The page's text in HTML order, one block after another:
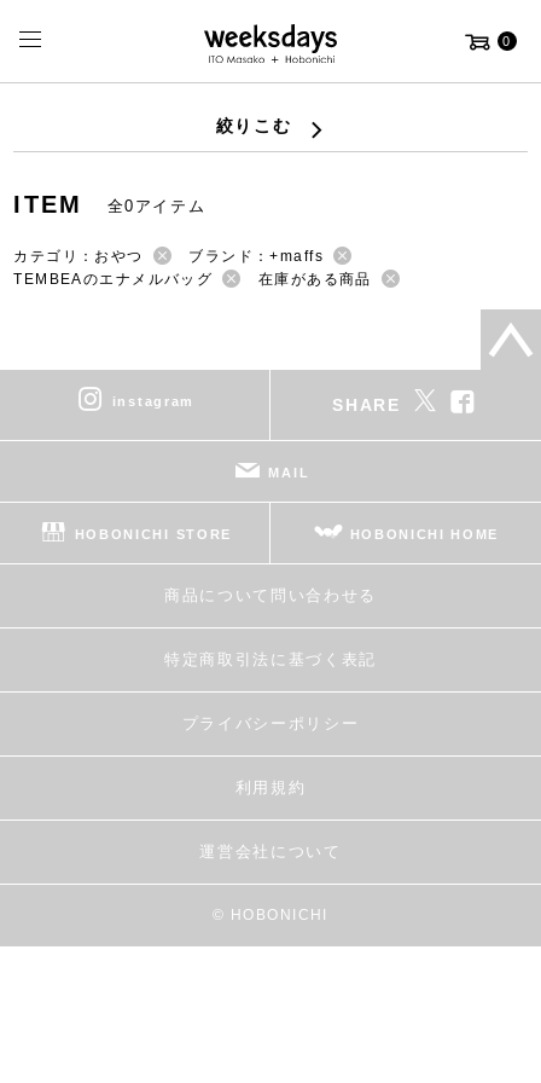
0
絞りこむ
ITEM 全0アイテム
カテゴリ：おやつ
ブランド：+maffs
TEMBEAのエナメルバッグ
在庫がある商品
instagram SHARE
MAIL
HOBONICHI STORE HOBONICHI HOME
商品について問い合わせる
特定商取引法に基づく表記
プライバシーポリシー
利用規約
運営会社について
© HOBONICHI